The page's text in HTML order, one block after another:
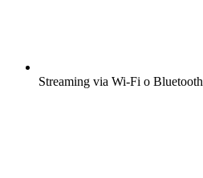
Streaming via Wi-Fi o Bluetooth